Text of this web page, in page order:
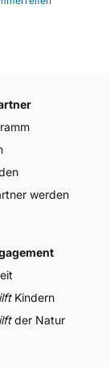
werden
Kindern
der Natur